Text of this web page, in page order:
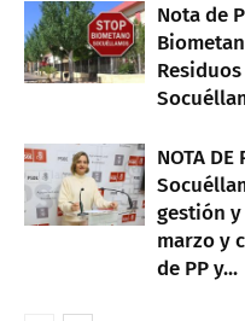
Nota de
NOTA DE
gestión
marzo y
de PP y...